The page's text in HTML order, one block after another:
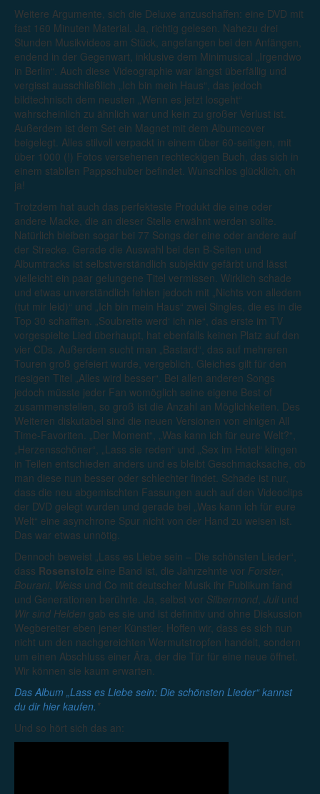
Weitere Argumente, sich die Deluxe anzuschaffen: eine DVD mit
fast 160 Minuten Material. Ja, richtig gelesen. Nahezu drei
Stunden Musikvideos am Stück, angefangen bei den Anfängen,
endend in der Gegenwart, inklusive dem Minimusical „Irgendwo
in Berlin“. Auch diese Videographie war längst überfällig und
vergisst ausschließlich „Ich bin mein Haus“, das jedoch
bildtechnisch dem neusten „Wenn es jetzt losgeht“
wahrscheinlich zu ähnlich war und kein zu großer Verlust ist.
Außerdem ist dem Set ein Magnet mit dem Albumcover
beigelegt. Alles stilvoll verpackt in einem über 60-seitigen, mit
über 1000 (!) Fotos versehenen rechteckigen Buch, das sich in
einem stabilen Pappschuber befindet. Wunschlos glücklich, oh
ja!
Trotzdem hat auch das perfekteste Produkt die eine oder
andere Macke, die an dieser Stelle erwähnt werden sollte.
Natürlich bleiben sogar bei 77 Songs der eine oder andere auf
der Strecke. Gerade die Auswahl bei den B-Seiten und
Albumtracks ist selbstverständlich subjektiv gefärbt und lässt
vielleicht ein paar gelungene Titel vermissen. Wirklich schade
und etwas unverständlich fehlen jedoch mit „Nichts von alledem
(tut mir leid)“ und „Ich bin mein Haus“ zwei Singles, die es in die
Top 30 schafften. „Soubrette werd‘ ich nie“, das erste im TV
vorgespielte Lied überhaupt, hat ebenfalls keinen Platz auf den
vier CDs. Außerdem sucht man „Bastard“, das auf mehreren
Touren groß gefeiert wurde, vergeblich. Gleiches gilt für den
riesigen Titel „Alles wird besser“. Bei allen anderen Songs
jedoch müsste jeder Fan womöglich seine eigene Best of
zusammenstellen, so groß ist die Anzahl an Möglichkeiten. Des
Weiteren diskutabel sind die neuen Versionen von einigen All
Time-Favoriten. „Der Moment“, „Was kann ich für eure Welt?“,
„Herzensschöner“, „Lass sie reden“ und „Sex im Hotel“ klingen
in Teilen entschieden anders und es bleibt Geschmacksache, ob
man diese nun besser oder schlechter findet. Schade ist nur,
dass die neu abgemischten Fassungen auch auf den Videoclips
der DVD gelegt wurden und gerade bei „Was kann ich für eure
Welt“ eine asynchrone Spur nicht von der Hand zu weisen ist.
Das war etwas unnötig.
Dennoch beweist „Lass es Liebe sein – Die schönsten Lieder“,
dass Rosenstolz eine Band ist, die Jahrzehnte vor Forster,
Bourani, Weiss und Co mit deutscher Musik ihr Publikum fand
und Generationen berührte. Ja, selbst vor Silbermond, Juli und
Wir sind Helden gab es sie und ist definitiv und ohne Diskussion
Wegbereiter eben jener Künstler. Hoffen wir, dass es sich nun
nicht um den nachgereichten Wermutstropfen handelt, sondern
um einen Abschluss einer Ära, der die Tür für eine neue öffnet.
Wir können sie kaum erwarten.
Das Album „Lass es Liebe sein: Die schönsten Lieder“ kannst
du dir hier kaufen. *
Und so hört sich das an: